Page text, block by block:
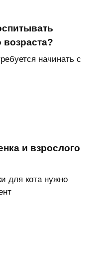
возраста?
начинать с
и взрослого
для кота нужно